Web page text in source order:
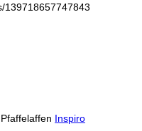
139718657747843
Inspiro